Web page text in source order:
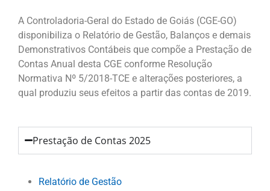
A Controladoria-Geral do Estado de Goiás (CGE-GO)
disponibiliza o Relatório de Gestão, Balanços e demais
Demonstrativos Contábeis que compõe a Prestação de
Contas Anual desta CGE conforme Resolução
Normativa Nº 5/2018-TCE e alterações posteriores, a
qual produziu seus efeitos a partir das contas de 2019.
Prestação de Contas 2025
Relatório de Gestão